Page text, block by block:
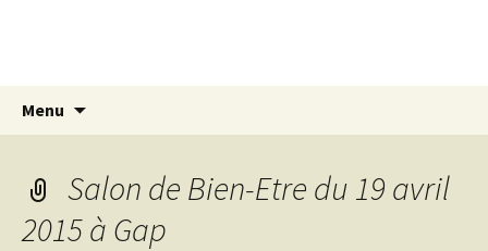
Menu
Salon de Bien-Etre du 19 avril
2015 à Gap